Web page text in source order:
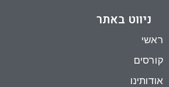
ניווט באתר
ראשי
קורסים
אודותינו